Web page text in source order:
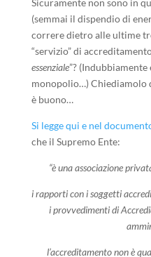
Sicuramente non sono in
(semmai il dispendio di
correre dietro alle ultime
“servizio” di
essenziale”?
monopolio…) Chiediamolo
è buono…
Si legge qui e nel
che il Supremo Ente:
“è una associazione
i rapporti con i soggetti
i provvedimenti di
l’accreditamento non è